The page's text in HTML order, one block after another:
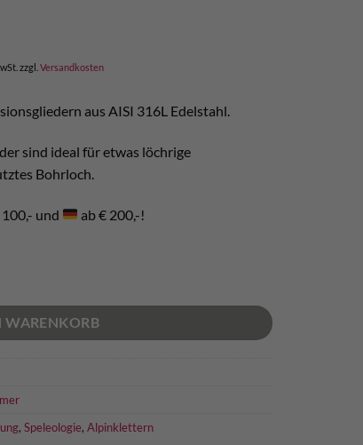
zzgl. Versandkosten
aus AISI 316L Edelstahl.
sind ideal für etwas löchrige
Bohrloch.
100,- und ab € 200,-!
2 Expansionsglieder Menge
WARENKORB
, Speleologie, Alpinklettern